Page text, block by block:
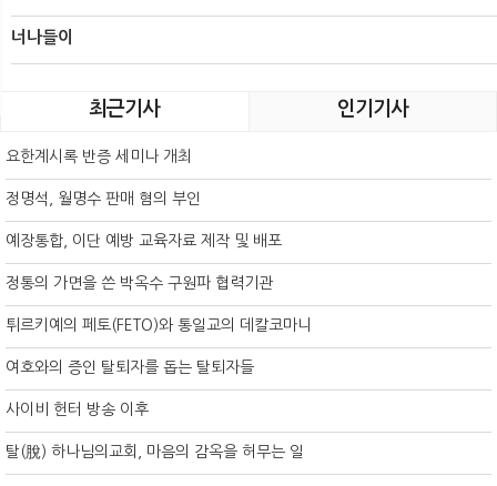
너나들이
최근기사 인기기사
요한계시록 반증 세미나 개최
정명석, 월명수 판매 혐의 부인
예장통합, 이단 예방 교육자료 제작 및 배포
정통의 가면을 쓴 박옥수 구원파 협력기관
튀르키예의 페토(FETO)와 통일교의 데칼코마니
여호와의 증인 탈퇴자를 돕는 탈퇴자들
사이비 헌터 방송 이후
탈(脫) 하나님의교회, 마음의 감옥을 허무는 일